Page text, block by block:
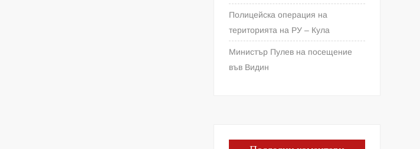
Полицейска операция на
територията на РУ – Кула
Министър Пулев на посещение
във Видин